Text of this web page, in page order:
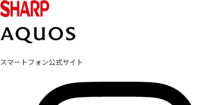
スマートフォン公式サイト